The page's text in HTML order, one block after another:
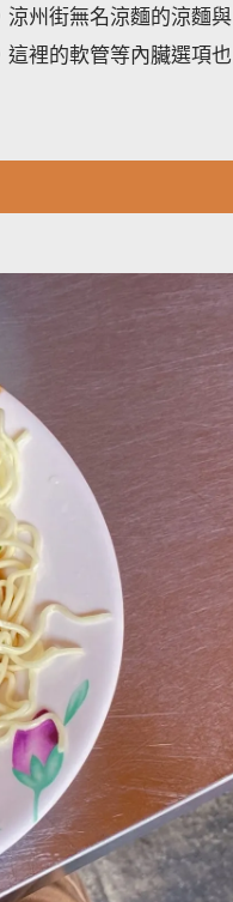
州街無名涼麵的涼麵與
裡的軟管等內臟選項也